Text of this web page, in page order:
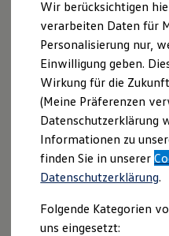
Branchenlösungen &
Umbaulösungen
Auf- und
Groß- und
Großkunden
Kommunen
Journalisten
Sportvereine
Branchenlösungen
Bau &
Gewerbliche
Service &
Kurier,
Feuerwehr
Hier finden Sie
Autohaus Georg
verantwortliche
und Angeboten,
Wir berücksichtigen
verarbeiten Daten für
Personalisierung nur,
Einwilligung geben.
Wirkung für die
(Meine Präferenzen
Datenschutzerklärung
Informationen zu
finden Sie in unserer
Datenschutzerklärung.
Folgende Kategorien
uns eingesetzt: